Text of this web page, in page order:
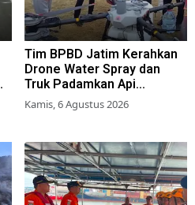
Tim BPBD Jatim Kerahkan
Drone Water Spray dan
Truk Padamkan Api
Karhutla di Gunung Bromo
Kamis, 6 Agustus 2026